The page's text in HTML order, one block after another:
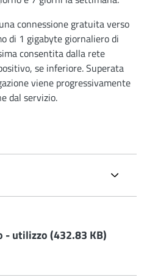
connessione gratuita verso
di 1 gigabyte giornaliero di
consentita dalla rete
se inferiore. Superata
viene progressivamente
dal servizio.
- utilizzo(432.83 KB)